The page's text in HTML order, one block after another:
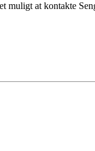
at kontakte